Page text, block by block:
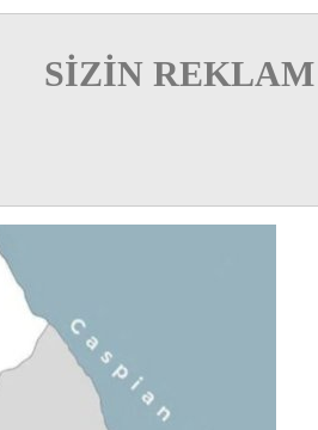
SİZİN